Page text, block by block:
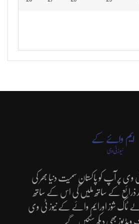
پر آپ کو پاکستان سمیت دنیا بھر کی
ذرائع کے ساتھ ملیں گی اس کے ساتھ
ٹاک شوز اورایم وائے کے نیوز ٹی وی
ویڈیوز بھی دیکھ سکیں گے